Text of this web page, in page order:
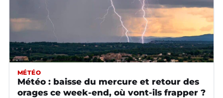
MÉTÉO
Météo : baisse du mercure et retour des
orages ce week-end, où vont-ils frapper ?